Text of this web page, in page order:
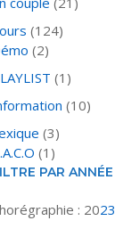
(124)
(2)
(1)
(10)
(3)
(1)
PAR ANNÉE
: 2023